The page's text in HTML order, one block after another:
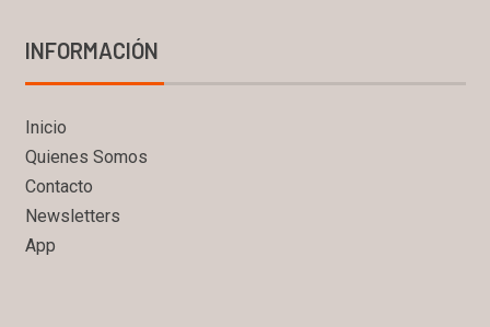
INFORMACIÓN
Inicio
Quienes Somos
Contacto
Newsletters
App